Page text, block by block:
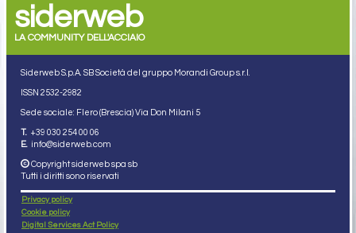
siderweb
LA COMMUNITY DELL'ACCIAIO
Siderweb S.p.A. SB Società del gruppo Morandi Group s.r.l.
ISSN 2532-2982
Sede sociale: Flero (Brescia) Via Don Milani 5
T. +39 030 254 00 06
E. info@siderweb.com
Copyright siderweb spa sb
Tutti i diritti sono riservati
Privacy policy
Cookie policy
Digital Services Act Policy